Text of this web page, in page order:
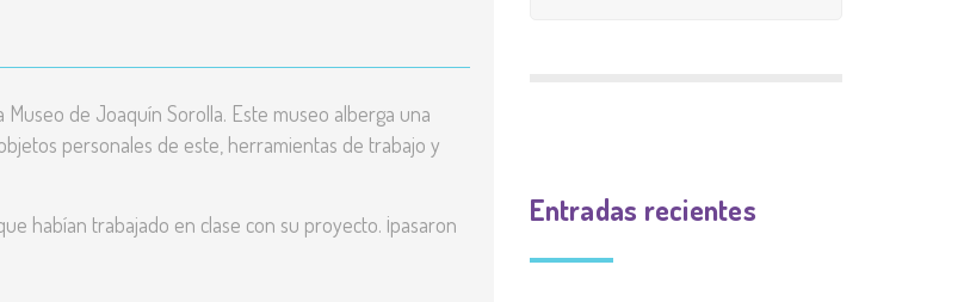
EXTRAESCOLAR
Actividades
de funcionamiento de
Proyecto Educativo
contacto
PLAN INCLUYO
DE CENTRO
Museo de Joaquín Sorolla. Este museo alberga una
personales de este, herramientas de trabajo y
habían trabajado en clase con su proyecto. ¡pasaron
Entradas recientes